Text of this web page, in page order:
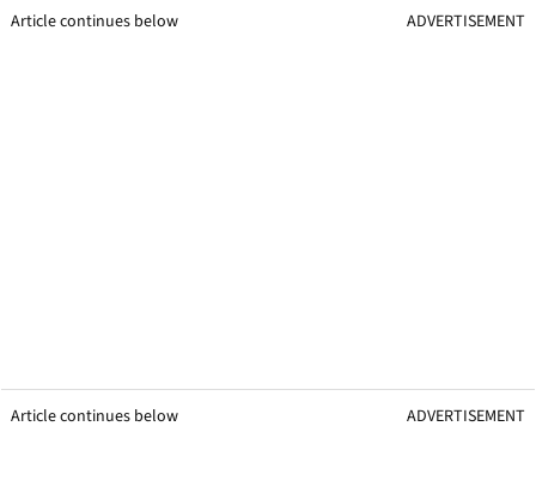
Article continues below ADVERTISEMENT
Article continues below ADVERTISEMENT